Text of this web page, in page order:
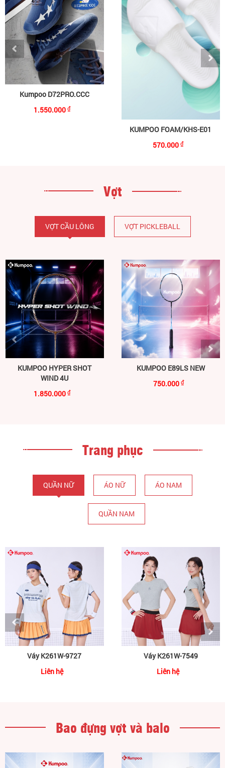
Kumpoo D72PRO.CCC
1.550.000 ₫
KUMPOO FOAM/KHS-E01
570.000₫
Vợt
VỢT CẦU LÔNG VỢT PICKLEBALL
KUMPOO HYPER SHOT
WIND 4U
1.850.000₫
KUMPOO E89LS NEW
750.000 ₫
Trang phục
QUẦN NỮ ÁO NỮ ÁO NAM
QUẦN NAM
Váy K261W-9727
Liên hệ
Váy K261W-7549
Liên hệ
Bao đựng vợt và balo